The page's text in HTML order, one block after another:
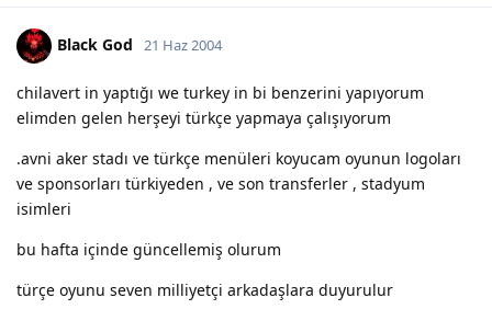
Black God 21 Haz 2004
chilavert in yaptığı we turkey in bi benzerini yapıyorum
elimden gelen herşeyi türkçe yapmaya çalışıyorum
.avni aker stadı ve türkçe menüleri koyucam oyunun logoları
ve sponsorları türkiyeden , ve son transferler , stadyum
isimleri
bu hafta içinde güncellemiş olurum
türçe oyunu seven milliyetçi arkadaşlara duyurulur